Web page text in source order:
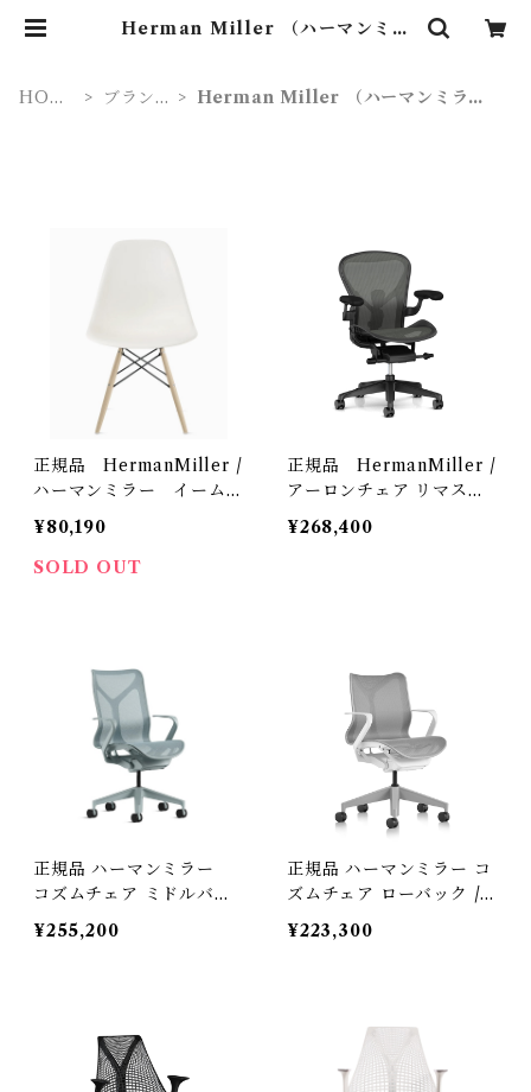
Herman Miller （ハーマンミラ
HOM
ブラン
Herman Miller （ハーマンミラ
正規品 HermanMiller /
ハーマンミラー イームズ
プラスチックシェルサイド
チェア（型番：DSW. BK
ULZFE8）
¥80,190
SOLD OUT
正規品 HermanMiller /
アーロンチェア リマスタ
ード Bサイズ グラファイ
トカラー グラファイトベ
¥268,400
正規品 ハーマンミラー
コズムチェア ミドルバッ
ク グレイシャー / Herma
nmiller ( 型番：FLC352
¥255,200
正規品 ハーマンミラー コ
ズムチェア ローバック /
ホワイト＆ミネラル / Her
manmiller (型番：FLC1
¥223,300